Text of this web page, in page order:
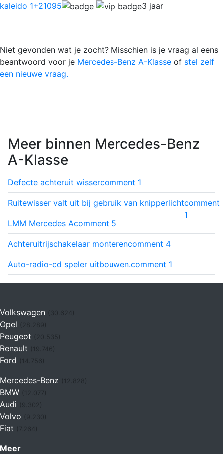
kaleido 1+21095 3 jaar
Niet gevonden wat je zocht? Misschien is je vraag al eens
beantwoord voor je Mercedes-Benz A-Klasse of stel zelf
een nieuwe vraag.
Meer binnen Mercedes-Benz
A-Klasse
Defecte achteruit wissercomment 1
Ruitewisser valt uit bij gebruik van knipperlichtcomment
1
LMM Mercedes Acomment 5
Achteruitrijschakelaar monterencomment 4
Auto-radio-cd speler uitbouwen.comment 1
Volkswagen (30.624)
Opel
Peugeot
Renault (19.746)
Ford (14.756)
Mercedes-Benz
BMW
Audi
Volvo
Fiat (7.264)
Meer